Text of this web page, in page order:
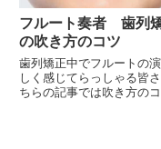
フルート奏者 歯列
の吹き方のコツ
歯列矯正中でフルートの
しく感じてらっしゃる皆
ちらの記事では吹き方の